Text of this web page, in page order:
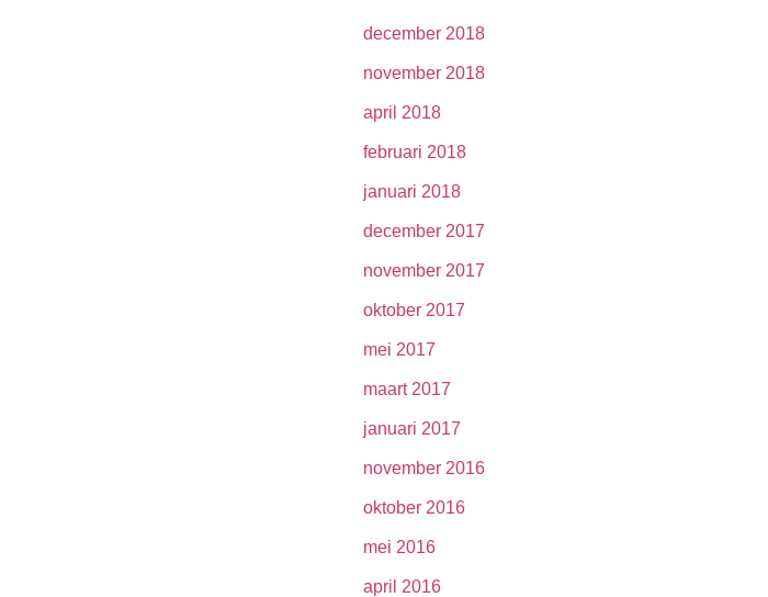
december 2018
november 2018
april 2018
februari 2018
januari 2018
december 2017
november 2017
oktober 2017
mei 2017
maart 2017
januari 2017
november 2016
oktober 2016
mei 2016
april 2016